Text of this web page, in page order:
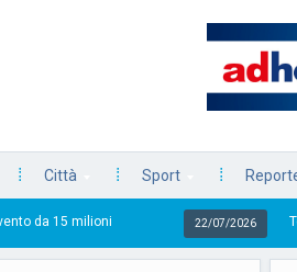
Città Sport
22/07/2026 Torna la